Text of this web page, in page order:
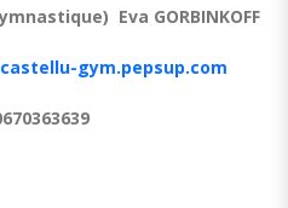
Eva GORBINKOFF
gym.pepsup.com